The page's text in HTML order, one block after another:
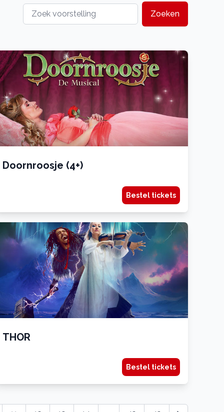
Zoeken
Doornroosje (4+)
Bestel tickets
THOR
Bestel tickets